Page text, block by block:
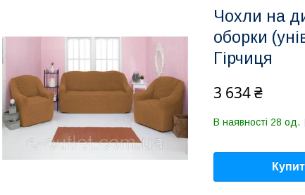
Чохли на
оборки
Гірчиця
3 634 ₴
В наявності 28 од.